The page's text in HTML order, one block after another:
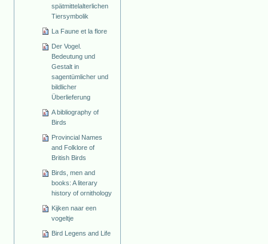
spätmittelalterlichen
Tiersymbolik
La Faune et la flore
Der Vogel.
Bedeutung und
Gestalt in
sagentümlicher und
bildlicher
Überlieferung
A bibliography of
Birds
Provincial Names
and Folklore of
British Birds
Birds, men and
books: A literary
history of ornithology
Kijken naar een
vogeltje
Bird Legens and Life